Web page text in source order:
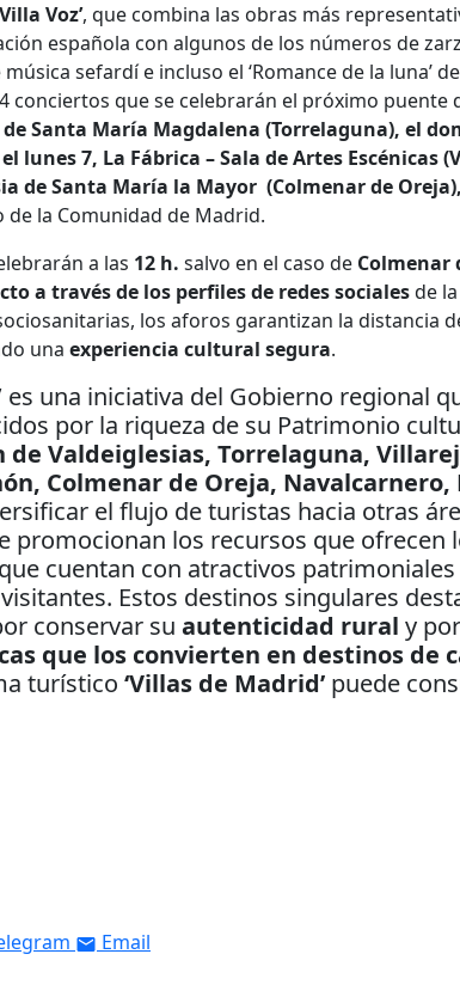
Villa Voz’, que combina las obras más
española con algunos de los números de
sefardí e incluso el ‘Romance de la luna’
que se celebrarán el próximo puente
Santa María Magdalena (Torrelaguna), el
7, La Fábrica – Sala de Artes Escénicas
de Santa María la Mayor (Colmenar de Oreja),
la Comunidad de Madrid.
a las 12 h. salvo en el caso de Colmenar
a través de los perfiles de redes socialesde
los aforos garantizan la distancia
una experiencia cultural segura.
es una iniciativa del Gobierno regional
por la riqueza de su Patrimonio
de Valdeiglesias, Torrelaguna,
Colmenar de Oreja, Navalcarnero,
el flujo de turistas hacia otras
promocionan los recursos que ofrecen
cuentan con atractivos
Estos destinos singulares
conservar su autenticidad rural y
que los convierten en destinos de
turístico ‘Villas de Madrid’ puede
Email